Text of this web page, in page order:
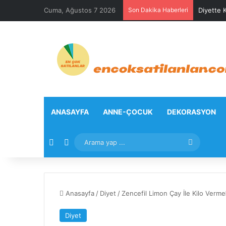
Cuma, Ağustos 7 2026 Son Dakika Haberleri Diyette
ANASAYFA ANNE-ÇOCUK DEKORASYON
Rastgele Makale
Kenar Bölmesi
Arama
yap
Anasayfa / Diyet / Zencefil Limon Çay İle Kilo
Diyet